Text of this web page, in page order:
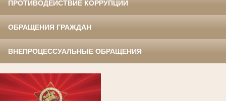
ПРОТИВОДЕЙСТВИЕ КОРРУПЦИИ
ОБРАЩЕНИЯ ГРАЖДАН
ВНЕПРОЦЕССУАЛЬНЫЕ ОБРАЩЕНИЯ